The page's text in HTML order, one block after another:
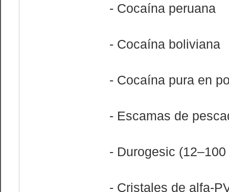
- Cocaína peruana
- Cocaína boliviana
- Cocaína pura en
- Escamas de
- Durogesic (12–100
- Cristales de alfa-